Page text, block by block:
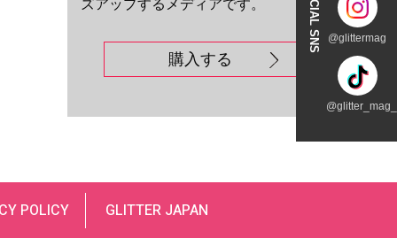
@glittermag
ズアップするメディアです。
購入する
POLICY GLITTER JAPAN